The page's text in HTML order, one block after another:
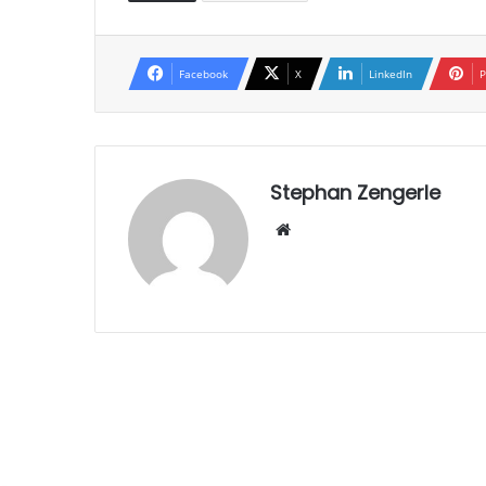
Facebook X LinkedIn
Stephan Zengerle